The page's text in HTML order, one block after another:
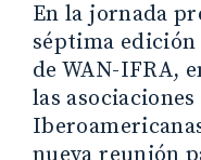
En la jornada
séptima
de WAN-IFRA,
las